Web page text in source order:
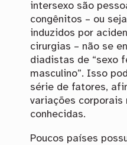
intersexo são
congênitos – ou
induzidos por
cirurgias – não se
diadistas de “sexo
masculino”. Isso
série de fatores,
variações corporais
conhecidas.
Poucos países